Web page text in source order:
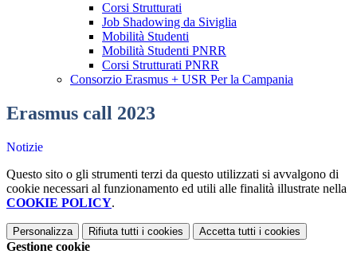
Corsi Strutturati
Job Shadowing da Siviglia
Mobilità Studenti
Mobilità Studenti PNRR
Corsi Strutturati PNRR
Consorzio Erasmus + USR Per la Campania
Erasmus call 2023
Notizie
Questo sito o gli strumenti terzi da questo utilizzati si avvalgono di
cookie necessari al funzionamento ed utili alle finalità illustrate nella
COOKIE POLICY.
Personalizza Rifiuta tutti i cookies Accetta tutti i cookies
Gestione cookie